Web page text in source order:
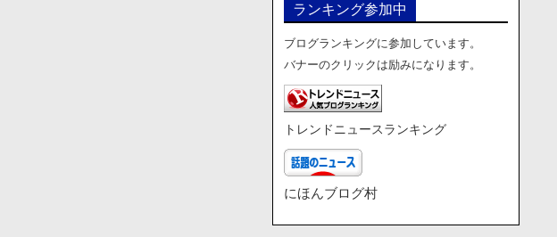
ランキング参加中
ブログランキングに参加しています。
バナーのクリックは励みになります。
トレンドニュースランキング
にほんブログ村